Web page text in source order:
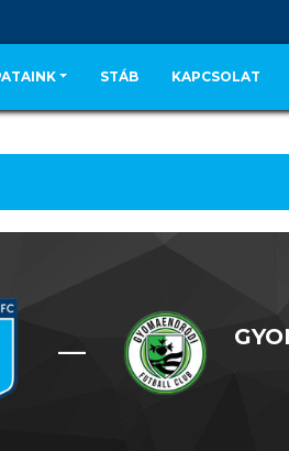
STÁB KAPCSOLAT
—